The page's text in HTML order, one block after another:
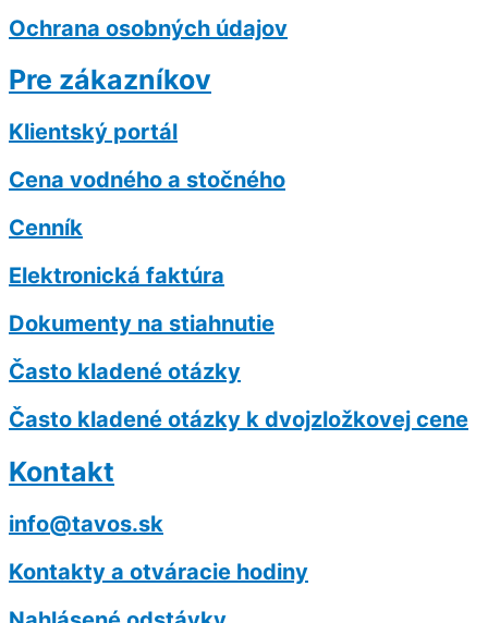
Ochrana osobných údajov
Pre zákazníkov
Klientský portál
Cena vodného a stočného
Cenník
Elektronická faktúra
Dokumenty na stiahnutie
Často kladené otázky
Často kladené otázky k dvojzložkovej cene
Kontakt
info@tavos.sk
Kontakty a otváracie hodiny